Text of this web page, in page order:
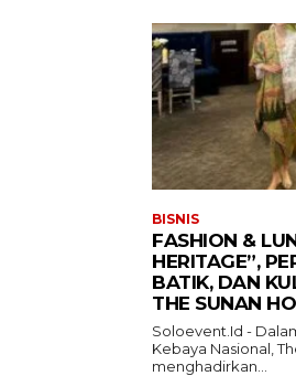
BISNIS
FASHION &
HERITAGE”,
BATIK, DAN
THE SUNAN
Soloevent.Id -
Kebaya Nasional,
menghadirkan...